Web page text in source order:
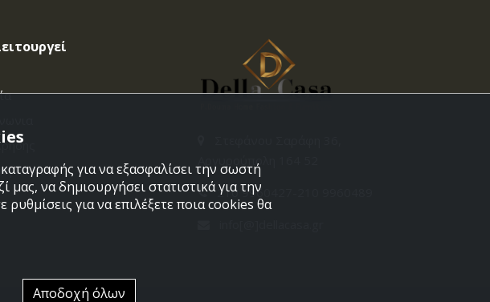
Cookies
Αργυρούπολη 164 52
210 9960427-210 9960489
για να εξασφαλίσει την σωστή
μας, να δημιουργήσει στατιστικά για την
για να επιλέξετε ποια cookies θα
Αποδοχή όλων